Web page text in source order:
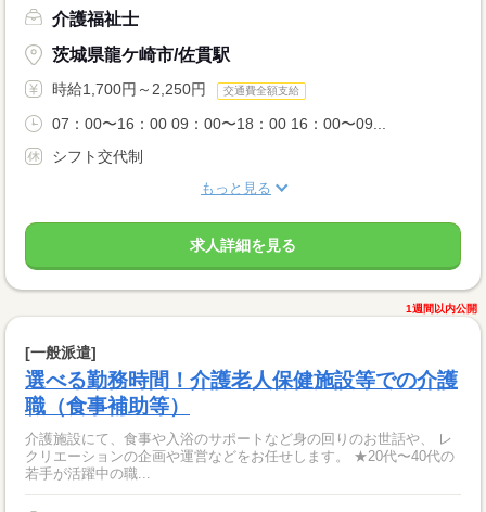
介護福祉士
茨城県龍ケ崎市/佐貫駅
時給1,700円～2,250円 交通費全額支給
07：00〜16：00 09：00〜18：00 16：00〜09...
シフト交代制
もっと見る
求人詳細を見る
1週間以内公開
[一般派遣]
選べる勤務時間！介護老人保健施設等での介護
職（食事補助等）
介護施設にて、食事や入浴のサポートなど身の回りのお世話や、 レ
クリエーションの企画や運営などをお任せします。 ★20代〜40代の
若手が活躍中の職...